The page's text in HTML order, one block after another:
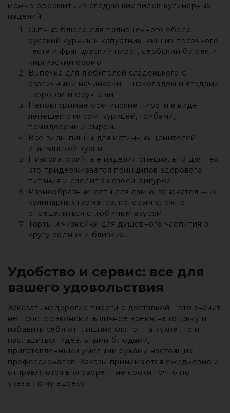
можно оформить из следующих видов кулинарных
изделий:
Сытные блюда для полноценного обеда –
русский курник и капустник, киш из песочного
теста и французский пирог, сербский бу рек и
киргизский оромо.
Выпечка для любителей сладенького с
различными начинками – шоколадом и ягодами,
творогом и фруктами.
Неповторимые осетинские пироги в виде
лепешек с мясом, курицей, грибами,
помидорами и сыром.
Все виды пиццы для истинных ценителей
итальянской кухни.
Низкокалорийные изделия специально для тех,
кто придерживается принципов здорового
питания и следит за своей фигурой.
Разнообразные сеты для самых взыскательных
кулинарных гурманов, которым сложно
определиться с любимым вкусом.
Торты и чизкейки для душевного чаепития в
кругу родных и близких.
Удобство и сервис: все для
вашего удовольствия
Заказать недорогие пироги с доставкой – это значит
не просто сэкономить личное время на готовку и
избавить себя от лишних хлопот на кухне, но и
насладиться идеальными блюдами,
приготовленными умелыми руками настоящих
профессионалов. Заказы принимаются ежедневно и
отправляются в оговоренные сроки точно по
указанному адресу.